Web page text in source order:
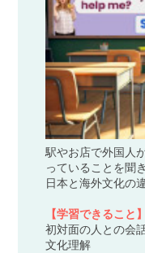
駅やお店で外国人
っていることを聞
日本と海外文化の
【学習できること】
初対面の人との会
文化理解